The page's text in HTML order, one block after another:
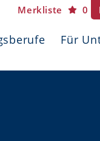
Merkliste 0
Für